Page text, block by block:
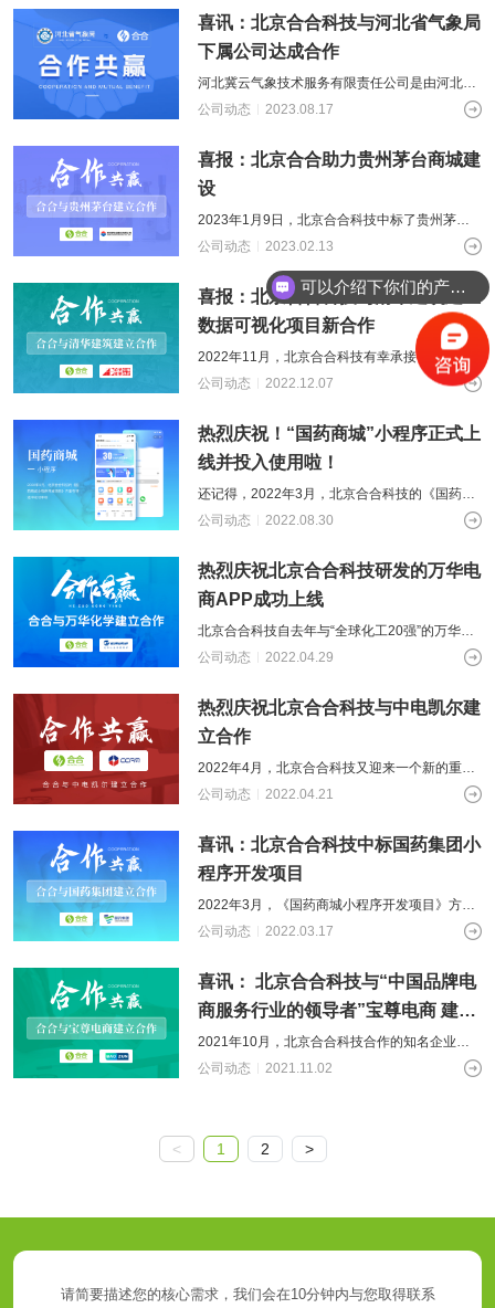
喜讯：北京合合科技与河北省气象局
下属公司达成合作
河北冀云气象技术服务有限责任公司是由河北省
气象行政技术服务中心控股的公司，热烈庆贺北
公司动态 2023.08.17
喜报：北京合合助力贵州茅台商城建
设
2023年1月9日，北京合合科技中标了贵州茅台
生态农业销售有限责任公司的“蜜友团”微信小程
公司动态 2023.02.13
喜报：北京合合科技与清华建筑建立
数据可视化项目新合作
2022年11月，北京合合科技有幸承接了华清安
地的数据可视化项目，通过多渠道获取的大数据
公司动态 2022.12.07
热烈庆祝！“国药商城”小程序正式上
线并投入使用啦！
还记得，2022年3月，北京合合科技的《国药商
城小程序开发项目》方案在评选中成功中标，在
公司动态 2022.08.30
热烈庆祝北京合合科技研发的万华电
商APP成功上线
北京合合科技自去年与“全球化工20强”的万华化
学建立合作，负责研发万华电商平台APP软件系
公司动态 2022.04.29
热烈庆祝北京合合科技与中电凯尔建
立合作
2022年4月，北京合合科技又迎来一个新的重要
国企客户——中电凯尔（CCFM，母公司为中国
公司动态 2022.04.21
喜讯：北京合合科技中标国药集团小
程序开发项目
2022年3月，《国药商城小程序开发项目》方案
评选尘埃落定，经过激烈的公开招标角逐，北京
公司动态 2022.03.17
喜讯： 北京合合科技与“中国品牌电
商服务行业的领导者”宝尊电商 建立
合作
2021年10月，北京合合科技合作的知名企业再
添新员——宝尊电商，宝尊电商是中国品牌电商
公司动态 2021.11.02
< 1 2 >
请简要描述您的核心需求，我们会在10分钟内与您取得联系
可以介绍下你们的产品么？